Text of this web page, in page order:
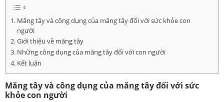
Măng tây và công dụng của măng tây đối với sức khỏe con
người
Giới thiệu về măng tây
Những công dụng của măng tây đối với con người
Kết luận
Măng tây và công dụng của măng tây đối với sức
khỏe con người